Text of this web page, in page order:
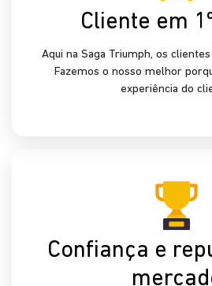
Revisão, manutenção, peças e
Triumph, com uma equipe de
para clientes fora da